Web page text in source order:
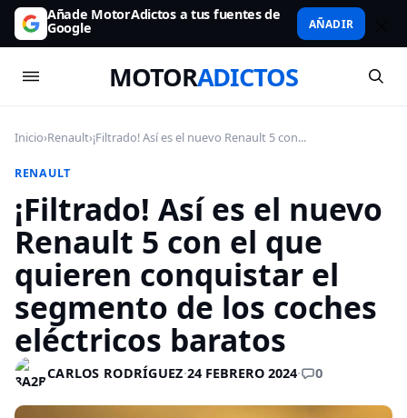
Añade MotorAdictos a tus fuentes de
Google AÑADIR
MOTORADICTOS
Inicio›Renault›¡Filtrado! Así es el nuevo Renault 5 con...
RENAULT
¡Filtrado! Así es el nuevo
Renault 5 con el que
quieren conquistar el
segmento de los coches
eléctricos baratos
CARLOS RODRÍGUEZ·24 FEBRERO 2024· 0